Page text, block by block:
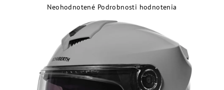
Priemerné
produktu
5
hviezdičiek.
Neohodnotené Podrobnosti hodnotenia